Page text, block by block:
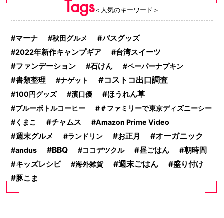
Tags＜人気のキーワード＞
マーナ 秋田グルメ
バスグッズ
2022年新作キャンプギア
台湾スイーツ
ファンデーション
石けん ペーパーナプキン
書類整理 ナゲット コストコ出口調査
100円グッズ 濱口優 ほうれん草
ブルーボトルコーヒー
＃ファミリーで東京ディズニーシー
くまこ
チャムス Amazon Prime Video
週末グルメ ランドリン お正月 オーガニック
andus BBQ ココデツクル 昼ごはん
朝時間
キッズレシピ
海外雑貨 週末ごはん
盛り付け
豚こま